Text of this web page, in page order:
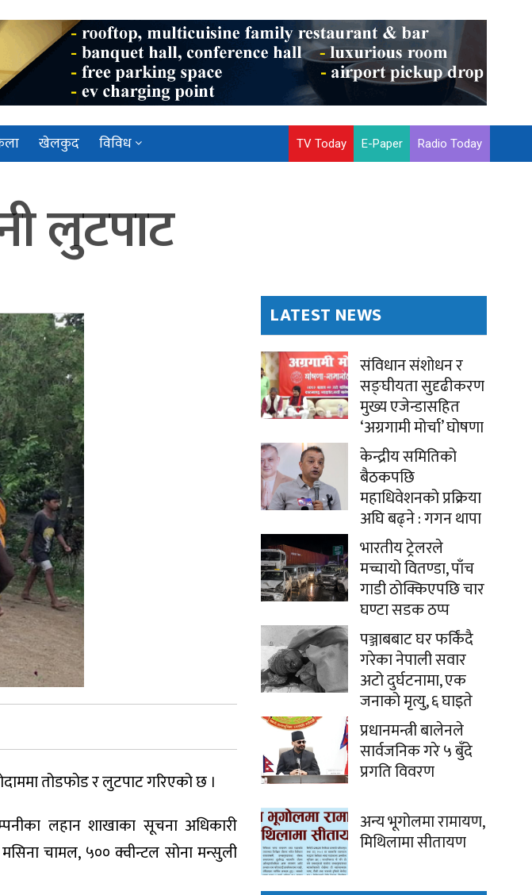
खेलकुद विविध TV Today E-Paper Radio Today
लुटपाट
तोडफोड र लुटपाट गरिएको छ ।
लहान शाखाका सूचना अधिकारी
चामल, ५०० क्वीन्टल सोना मन्सुली
LATEST NEWS
संविधान संशोधन र
सङ्घीयता सुदृढीकरण
मुख्य एजेन्डासहित
‘अग्रगामी मोर्चा’ घोषणा
केन्द्रीय समितिको
बैठकपछि
महाधिवेशनको प्रक्रिया
अघि बढ्ने : गगन थापा
भारतीय ट्रेलरले
मच्चायो वितण्डा, पाँच
गाडी ठोक्किएपछि चार
घण्टा सडक ठप्प
पञ्जाबबाट घर फर्किंदै
गरेका नेपाली सवार
अटो दुर्घटनामा, एक
जनाको मृत्यु, ६ घाइते
प्रधानमन्त्री बालेनले
सार्वजनिक गरे ५ बुँदे
प्रगति विवरण
अन्य भूगोलमा रामायण,
मिथिलामा सीतायण